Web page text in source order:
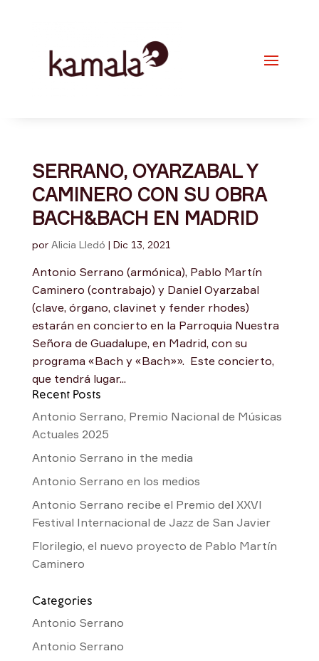
SERRANO, OYARZABAL Y
CAMINERO CON SU OBRA
BACH&BACH EN MADRID
por Alicia Lledó | Dic 13, 2021
Antonio Serrano (armónica), Pablo Martín
Caminero (contrabajo) y Daniel Oyarzabal
(clave, órgano, clavinet y fender rhodes)
estarán en concierto en la Parroquia Nuestra
Señora de Guadalupe, en Madrid, con su
programa «Bach y «Bach»». Este concierto,
que tendrá lugar...
Recent Posts
Antonio Serrano, Premio Nacional de Músicas
Actuales 2025
Antonio Serrano in the media
Antonio Serrano en los medios
Antonio Serrano recibe el Premio del XXVI
Festival Internacional de Jazz de San Javier
Florilegio, el nuevo proyecto de Pablo Martín
Caminero
Categories
Antonio Serrano
Antonio Serrano